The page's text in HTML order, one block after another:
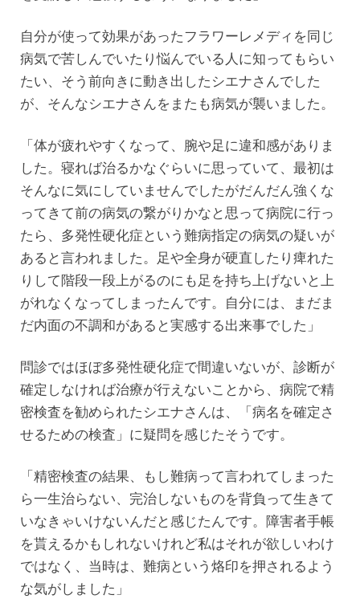
自分が使って効果があったフラワーレメディを同じ
病気で苦しんでいたり悩んでいる人に知ってもらい
たい、そう前向きに動き出したシエナさんでした
が、そんなシエナさんをまたも病気が襲いました。
「体が疲れやすくなって、腕や足に違和感がありま
した。寝れば治るかなぐらいに思っていて、最初は
そんなに気にしていませんでしたがだんだん強くな
ってきて前の病気の繋がりかなと思って病院に行っ
たら、多発性硬化症という難病指定の病気の疑いが
あると言われました。足や全身が硬直したり痺れた
りして階段一段上がるのにも足を持ち上げないと上
がれなくなってしまったんです。自分には、まだま
だ内面の不調和があると実感する出来事でした」
問診ではほぼ多発性硬化症で間違いないが、診断が
確定しなければ治療が行えないことから、病院で精
密検査を勧められたシエナさんは、「病名を確定さ
せるための検査」に疑問を感じたそうです。
「精密検査の結果、もし難病って言われてしまった
ら一生治らない、完治しないものを背負って生きて
いなきゃいけないんだと感じたんです。障害者手帳
を貰えるかもしれないけれど私はそれが欲しいわけ
ではなく、当時は、難病という烙印を押されるよう
な気がしました」